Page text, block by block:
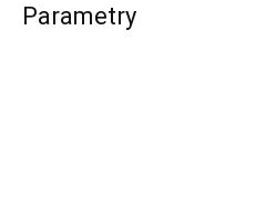
Parametry